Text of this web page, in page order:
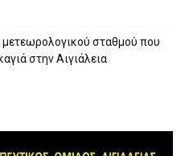
σταθμού που
στην Αιγιάλεια